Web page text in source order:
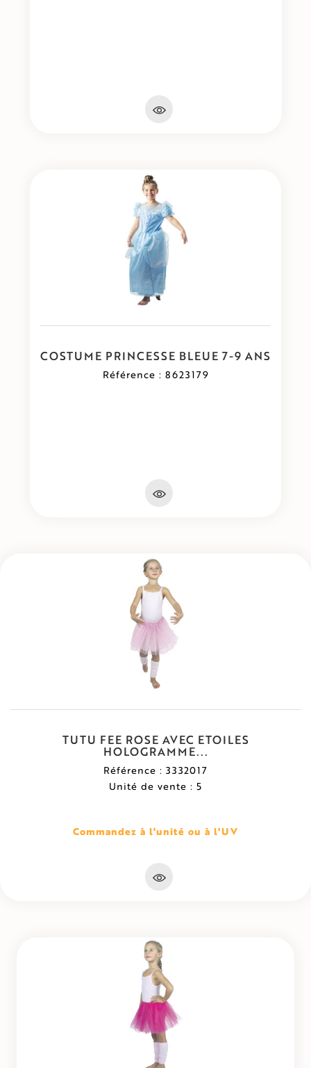
COSTUME PRINCESSE BLEUE 7-9 ANS
Référence : 8623179
TUTU FEE ROSE AVEC ETOILES
HOLOGRAMME...
Référence : 3332017
Unité de vente : 5
Commandez à l'unité ou à l'UV